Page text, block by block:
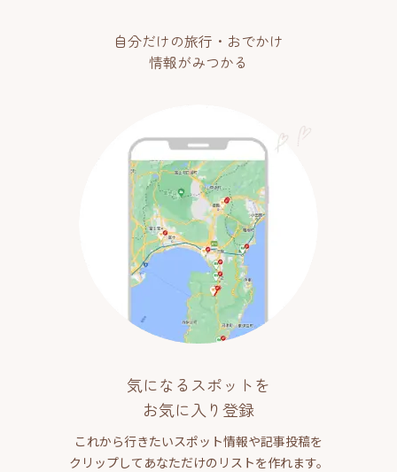
自分だけの旅行・おでかけ
情報がみつかる
気になるスポットを
お気に入り登録
これから行きたいスポット情報や記事投稿を
クリップしてあなただけのリストを作れます。